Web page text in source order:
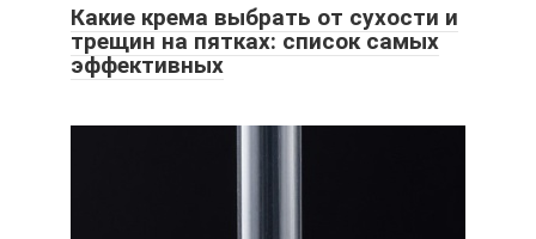
Какие крема выбрать от сухости и
трещин на пятках: список самых
эффективных